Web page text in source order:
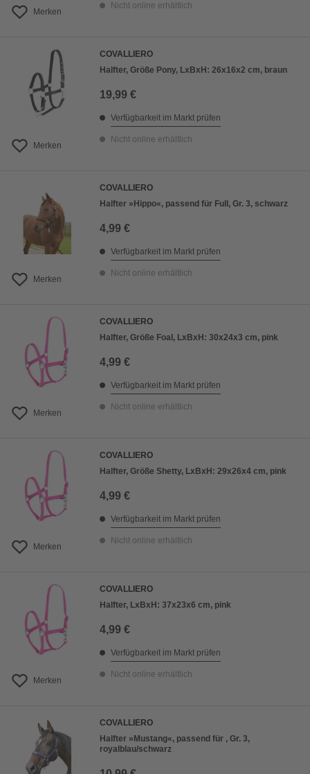
Merken
Nicht online erhältlich
Merken
COVALLIERO
Halfter, Größe Pony, LxBxH: 26x16x2 cm, braun
19,99 €
Verfügbarkeit im Markt prüfen
Nicht online erhältlich
Merken
COVALLIERO
Halfter »Hippo«, passend für Full, Gr. 3, schwarz
4,99 €
Verfügbarkeit im Markt prüfen
Nicht online erhältlich
Merken
COVALLIERO
Halfter, Größe Foal, LxBxH: 30x24x3 cm, pink
4,99 €
Verfügbarkeit im Markt prüfen
Nicht online erhältlich
Merken
COVALLIERO
Halfter, Größe Shetty, LxBxH: 29x26x4 cm, pink
4,99 €
Verfügbarkeit im Markt prüfen
Nicht online erhältlich
Merken
COVALLIERO
Halfter, LxBxH: 37x23x6 cm, pink
4,99 €
Verfügbarkeit im Markt prüfen
Nicht online erhältlich
COVALLIERO
Halfter »Mustang«, passend für , Gr. 3,
royalblau/schwarz